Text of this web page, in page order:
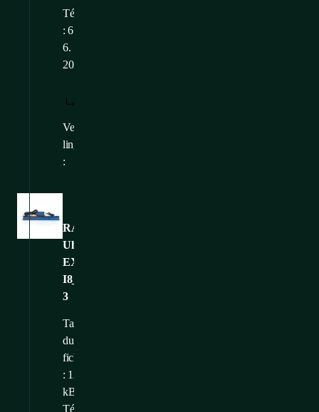
Téléchargé
: 6.
6.
2025
Versions
linguistiques
:
RAMOS-
Ultra-
EX-
I8_CONTEG-
3
Taille
du
fichier
: 121,2
kB
Téléchargé